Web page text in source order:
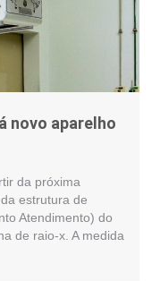
novo aparelho
da próxima
estrutura de
Atendimento) do
de raio-x. A medida